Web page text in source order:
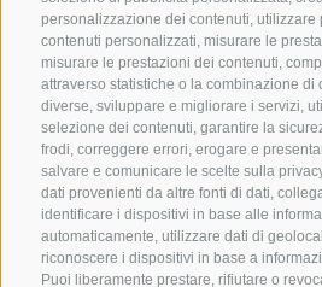
personalizzazione dei contenuti, utilizzare
contenuti personalizzati, misurare le
misurare le prestazioni dei contenuti,
attraverso statistiche o la combinazione di
diverse, sviluppare e migliorare i servizi,
selezione dei contenuti, garantire la
frodi, correggere errori, erogare e
salvare e comunicare le scelte sulla
dati provenienti da altre fonti di dati,
identificare i dispositivi in base alle
automaticamente, utilizzare dati di
riconoscere i dispositivi in base a
Puoi liberamente prestare, rifiutare o
+39 0472 632
Rimani aggiornato sulle